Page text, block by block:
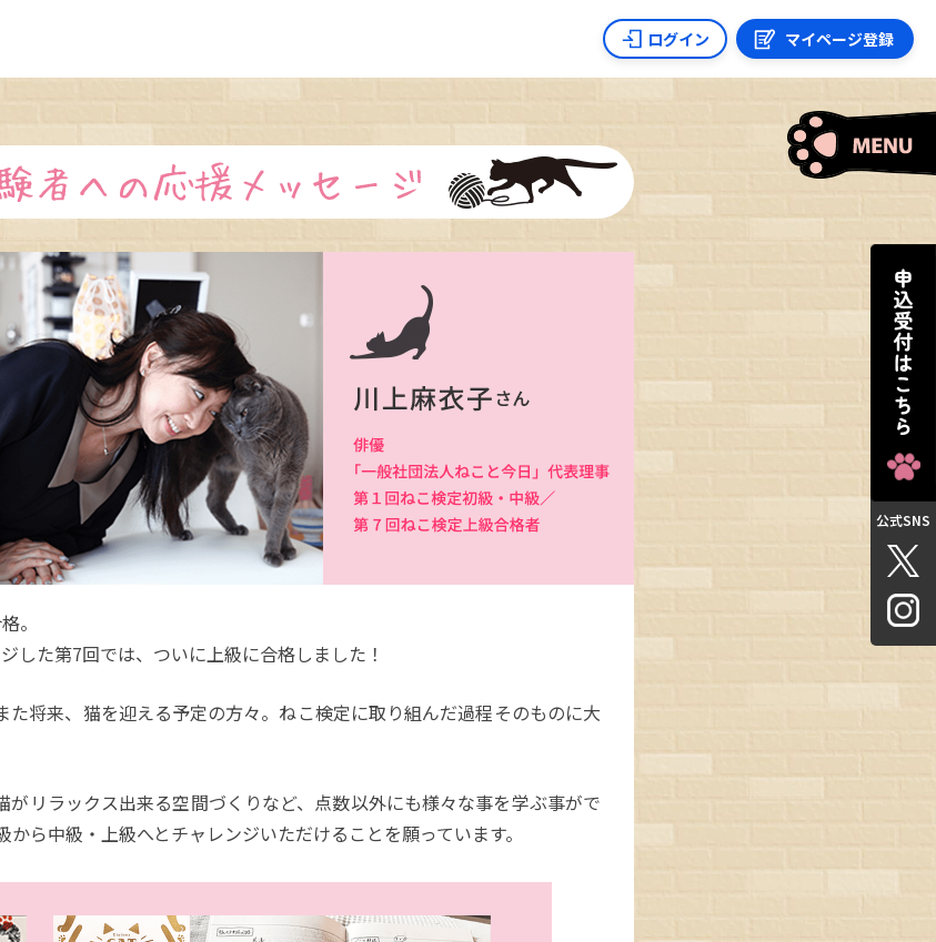
ログイン マイページ登録
。
した第7回では、ついに上級に合格しました！
た将来、猫を迎える予定の方々。ねこ検定に取り組んだ過程そのものに大
がリラックス出来る空間づくりなど、点数以外にも様々な事を学ぶ事がで
から中級・上級へとチャレンジいただけることを願っています。
公式SNS